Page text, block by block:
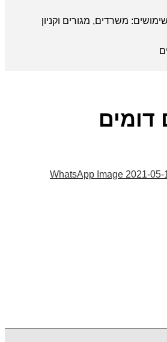
משרדים, מגורים וקניון
דומים